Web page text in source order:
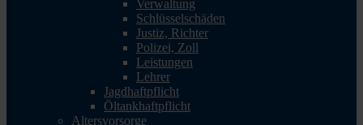
Verwaltung
Schlüsselschäden
Justiz, Richter
Polizei, Zoll
Leistungen
Lehrer
Jagdhaftpflicht
Öltankhaftpflicht
Altersvorsorge